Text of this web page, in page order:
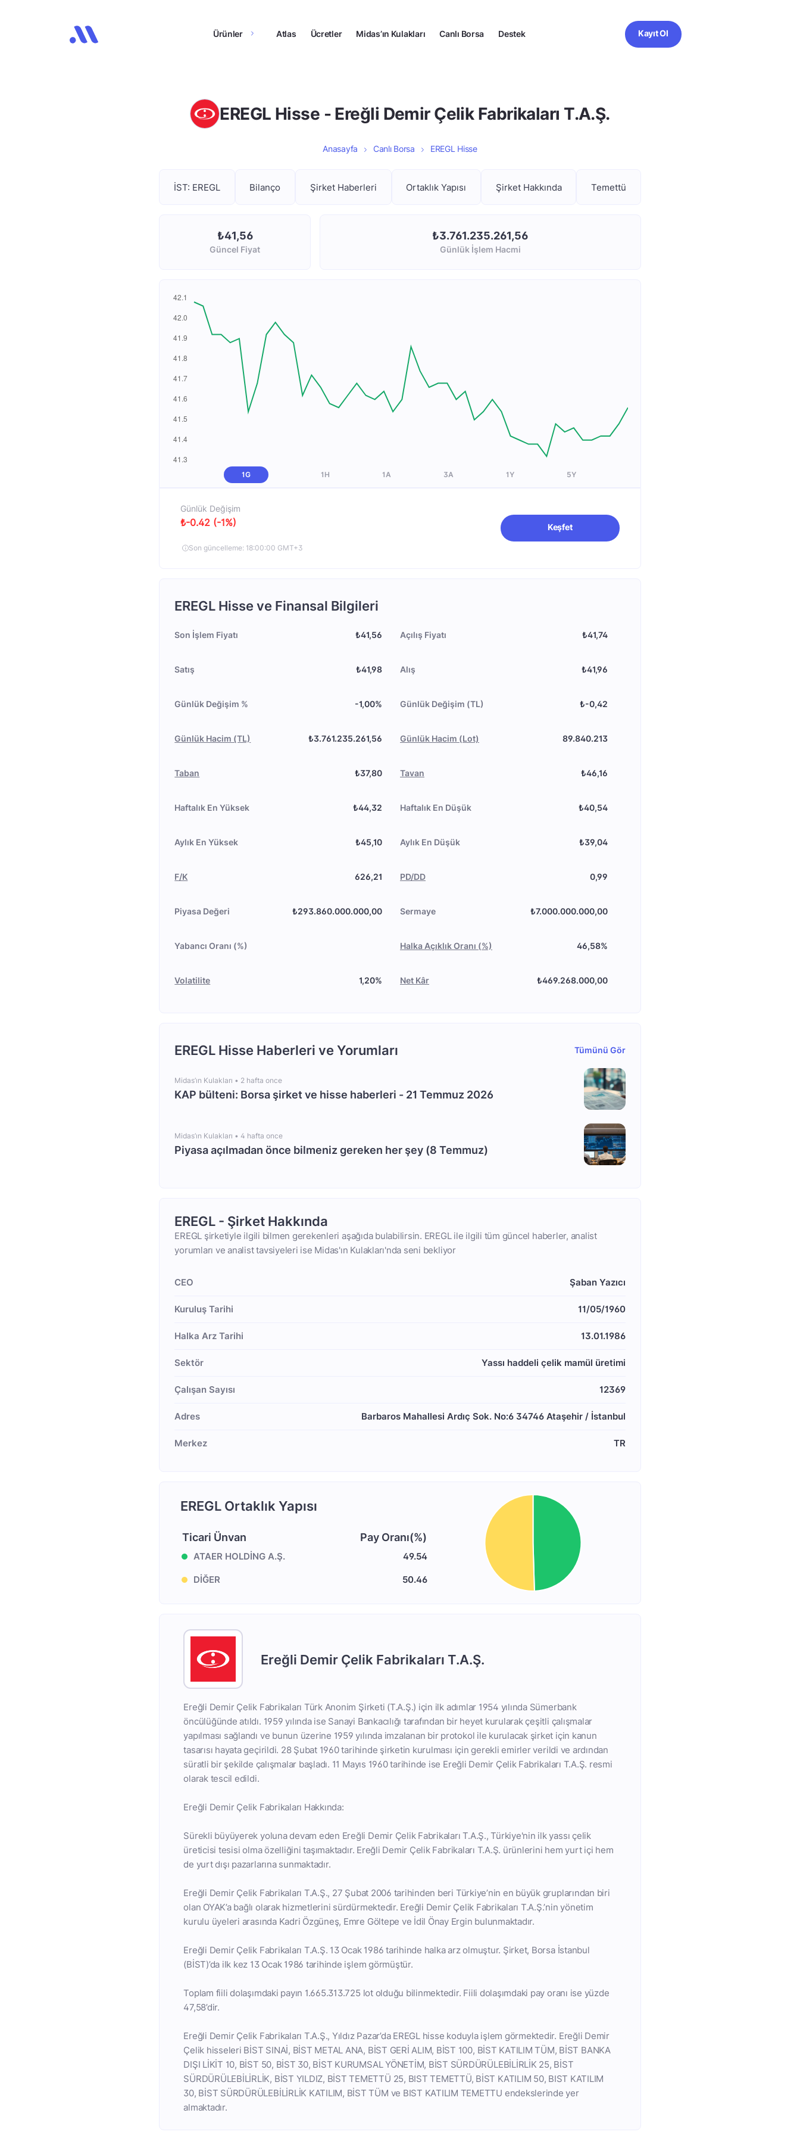
Ürünler Atlas Ücretler Midas’ın Kulakları Canlı Borsa Destek Kayıt Ol
EREGL Hisse - Ereğli Demir Çelik Fabrikaları T.A.Ş.
Anasayfa Canlı Borsa EREGL Hisse
İST: EREGL Bilanço Şirket Haberleri Ortaklık Yapısı Şirket Hakkında Temettü
₺41,56
Güncel Fiyat
₺3.761.235.261,56
Günlük İşlem Hacmi
1G 1H 1A 3A 1Y 5Y
Günlük Değişim
₺-0.42 (-1%)
Son güncelleme: 18:00:00 GMT+3
Keşfet
EREGL Hisse ve Finansal Bilgileri
Son İşlem Fiyatı ₺41,56
Satış ₺41,98
Günlük Değişim % -1,00%
Günlük Hacim (TL) ₺3.761.235.261,56
Taban ₺37,80
Haftalık En Yüksek ₺44,32
Aylık En Yüksek ₺45,10
F/K 626,21
Piyasa Değeri ₺293.860.000.000,00
Yabancı Oranı (%)
Volatilite 1,20%
Açılış Fiyatı ₺41,74
Alış ₺41,96
Günlük Değişim (TL) ₺-0,42
Günlük Hacim (Lot) 89.840.213
Tavan ₺46,16
Haftalık En Düşük ₺40,54
Aylık En Düşük ₺39,04
PD/DD 0,99
Sermaye ₺7.000.000.000,00
Halka Açıklık Oranı (%) 46,58%
Net Kâr ₺469.268.000,00
EREGL Hisse Haberleri ve Yorumları Tümünü Gör
Midas’ın Kulakları • 2 hafta once
KAP bülteni: Borsa şirket ve hisse haberleri - 21 Temmuz 2026
Midas’ın Kulakları •4 hafta once
Piyasa açılmadan önce bilmeniz gereken her şey (8 Temmuz)
EREGL - Şirket Hakkında
EREGL şirketiyle ilgili bilmen gerekenleri aşağıda bulabilirsin. EREGL ile ilgili tüm güncel haberler, analist
yorumları ve analist tavsiyeleri ise Midas'ın Kulakları'nda seni bekliyor
CEO Şaban Yazıcı
Kuruluş Tarihi 11/05/1960
Halka Arz Tarihi 13.01.1986
Sektör Yassı haddeli çelik mamül üretimi
Çalışan Sayısı 12369
Adres Barbaros Mahallesi Ardıç Sok. No:6 34746 Ataşehir / İstanbul
Merkez TR
EREGL Ortaklık Yapısı
Ticari Ünvan Pay Oranı(%)
ATAER HOLDİNG A.Ş. 49.54
DİĞER 50.46
Ereğli Demir Çelik Fabrikaları T.A.Ş.
Ereğli Demir Çelik Fabrikaları Türk Anonim Şirketi (T.A.Ş.) için ilk adımlar 1954 yılında Sümerbank
öncülüğünde atıldı. 1959 yılında ise Sanayi Bankacılığı tarafından bir heyet kurularak çeşitli çalışmalar
yapılması sağlandı ve bunun üzerine 1959 yılında imzalanan bir protokol ile kurulacak şirket için kanun
tasarısı hayata geçirildi. 28 Şubat 1960 tarihinde şirketin kurulması için gerekli emirler verildi ve ardından
süratli bir şekilde çalışmalar başladı. 11 Mayıs 1960 tarihinde ise Ereğli Demir Çelik Fabrikaları T.A.Ş. resmi
olarak tescil edildi.
Ereğli Demir Çelik Fabrikaları Hakkında:
Sürekli büyüyerek yoluna devam eden Ereğli Demir Çelik Fabrikaları T.A.Ş., Türkiye'nin ilk yassı çelik
üreticisi tesisi olma özelliğini taşımaktadır. Ereğli Demir Çelik Fabrikaları T.A.Ş. ürünlerini hem yurt içi hem
de yurt dışı pazarlarına sunmaktadır.
Ereğli Demir Çelik Fabrikaları T.A.Ş., 27 Şubat 2006 tarihinden beri Türkiye’nin en büyük gruplarından biri
olan OYAK’a bağlı olarak hizmetlerini sürdürmektedir. Ereğli Demir Çelik Fabrikaları T.A.Ş.’nin yönetim
kurulu üyeleri arasında Kadri Özgüneş, Emre Göltepe ve İdil Önay Ergin bulunmaktadır.
Ereğli Demir Çelik Fabrikaları T.A.Ş. 13 Ocak 1986 tarihinde halka arz olmuştur. Şirket, Borsa İstanbul
(BİST)’da ilk kez 13 Ocak 1986 tarihinde işlem görmüştür.
Toplam fiili dolaşımdaki payın 1.665.313.725 lot olduğu bilinmektedir. Fiili dolaşımdaki pay oranı ise yüzde
47,58’dir.
Ereğli Demir Çelik Fabrikaları T.A.Ş., Yıldız Pazar’da EREGL hisse koduyla işlem görmektedir. Ereğli Demir
Çelik hisseleri BİST SINAİ, BİST METAL ANA, BİST GERİ ALIM, BİST 100, BİST KATILIM TÜM, BİST BANKA
DIŞI LİKİT 10, BİST 50, BİST 30, BİST KURUMSAL YÖNETİM, BİST SÜRDÜRÜLEBİLİRLİK 25, BİST
SÜRDÜRÜLEBİLİRLİK, BİST YILDIZ, BİST TEMETTÜ 25, BIST TEMETTÜ, BİST KATILIM 50, BIST KATILIM
30, BİST SÜRDÜRÜLEBİLİRLİK KATILIM, BİST TÜM ve BIST KATILIM TEMETTU endekslerinde yer
almaktadır.